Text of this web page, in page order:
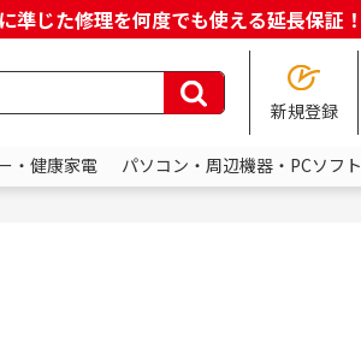
じた修理を何度でも使える延長保証！
新規登録
・健康家電 パソコン・周辺機器・PCソフト